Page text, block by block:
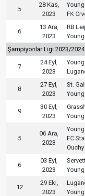
5
28 Kas,
2023
FK
6
13 Ara,
2023
RB
Şampiyonlar Ligi 2023/2024
7
24 Eyl,
2023
8
27 Eyl,
2023
St.
9
30 Eyl,
2023
5
06 Ara,
2023
FC
Ouchy
6
03 Eyl,
2023
12
29 Eki,
2023